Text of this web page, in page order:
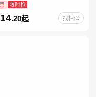
限时抢
14.20起 找相似